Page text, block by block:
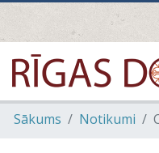
Sākums Notikumi